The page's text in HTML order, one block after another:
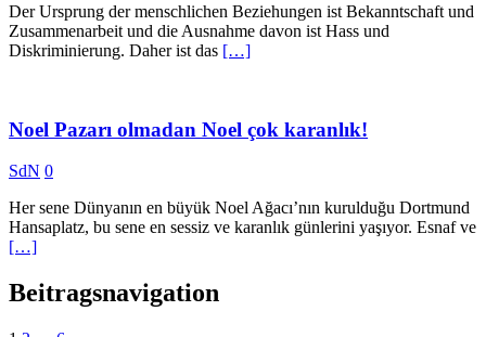
Der Ursprung der menschlichen Beziehungen ist Bekanntschaft und
Zusammenarbeit und die Ausnahme davon ist Hass und
Diskriminierung. Daher ist das […]
Noel Pazarı olmadan Noel çok karanlık!
SdN 0
Her sene Dünyanın en büyük Noel Ağacı’nın kurulduğu Dortmund
Hansaplatz, bu sene en sessiz ve karanlık günlerini yaşıyor. Esnaf ve
[…]
Beitragsnavigation